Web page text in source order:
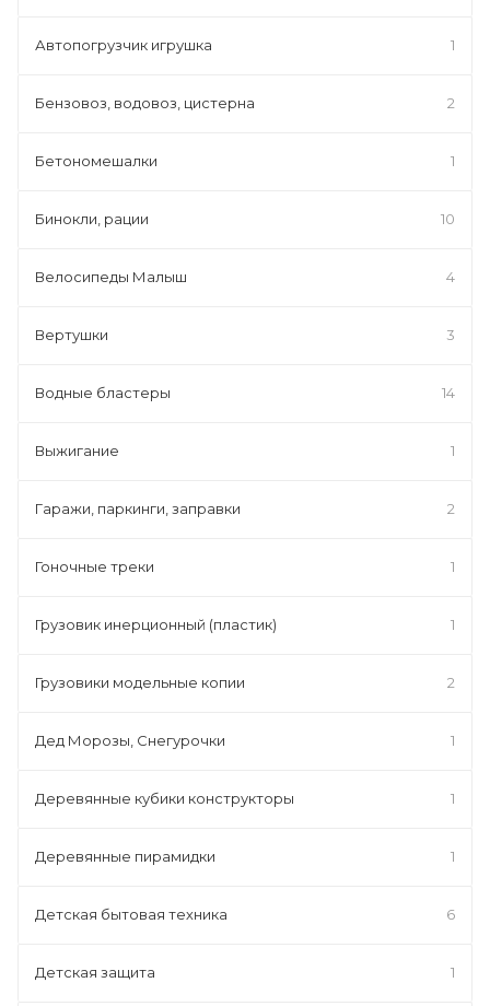
Автопогрузчик игрушка 1
Бензовоз, водовоз, цистерна 2
Бетономешалки 1
Бинокли, рации 10
Велосипеды Малыш 4
Вертушки 3
Водные бластеры 14
Выжигание 1
Гаражи, паркинги, заправки 2
Гоночные треки 1
Грузовик инерционный (пластик) 1
Грузовики модельные копии 2
Дед Морозы, Снегурочки 1
Деревянные кубики конструкторы 1
Деревянные пирамидки 1
Детская бытовая техника 6
Детская защита 1